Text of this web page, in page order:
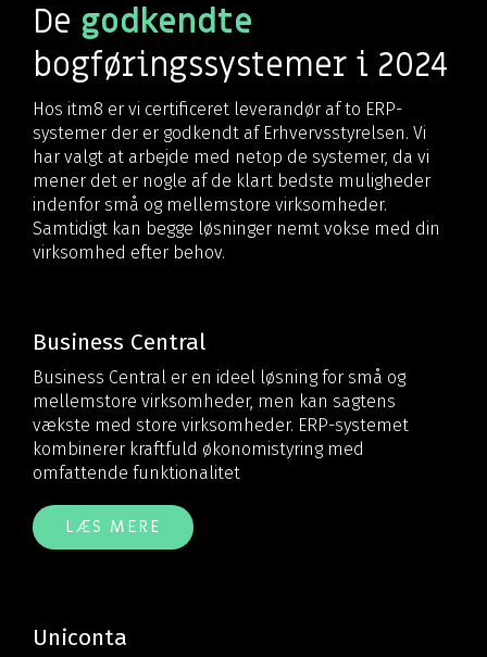
De godkendte
bogføringssystemer i 2024
Hos itm8 er vi certificeret leverandør af to ERP-
systemer der er godkendt af Erhvervsstyrelsen. Vi
har valgt at arbejde med netop de systemer, da vi
mener det er nogle af de klart bedste muligheder
indenfor små og mellemstore virksomheder.
Samtidigt kan begge løsninger nemt vokse med din
virksomhed efter behov.
Business Central
Business Central er en ideel løsning for små og
mellemstore virksomheder, men kan sagtens
vækste med store virksomheder. ERP-systemet
kombinerer kraftfuld økonomistyring med
omfattende funktionalitet
LÆS MERE
Uniconta